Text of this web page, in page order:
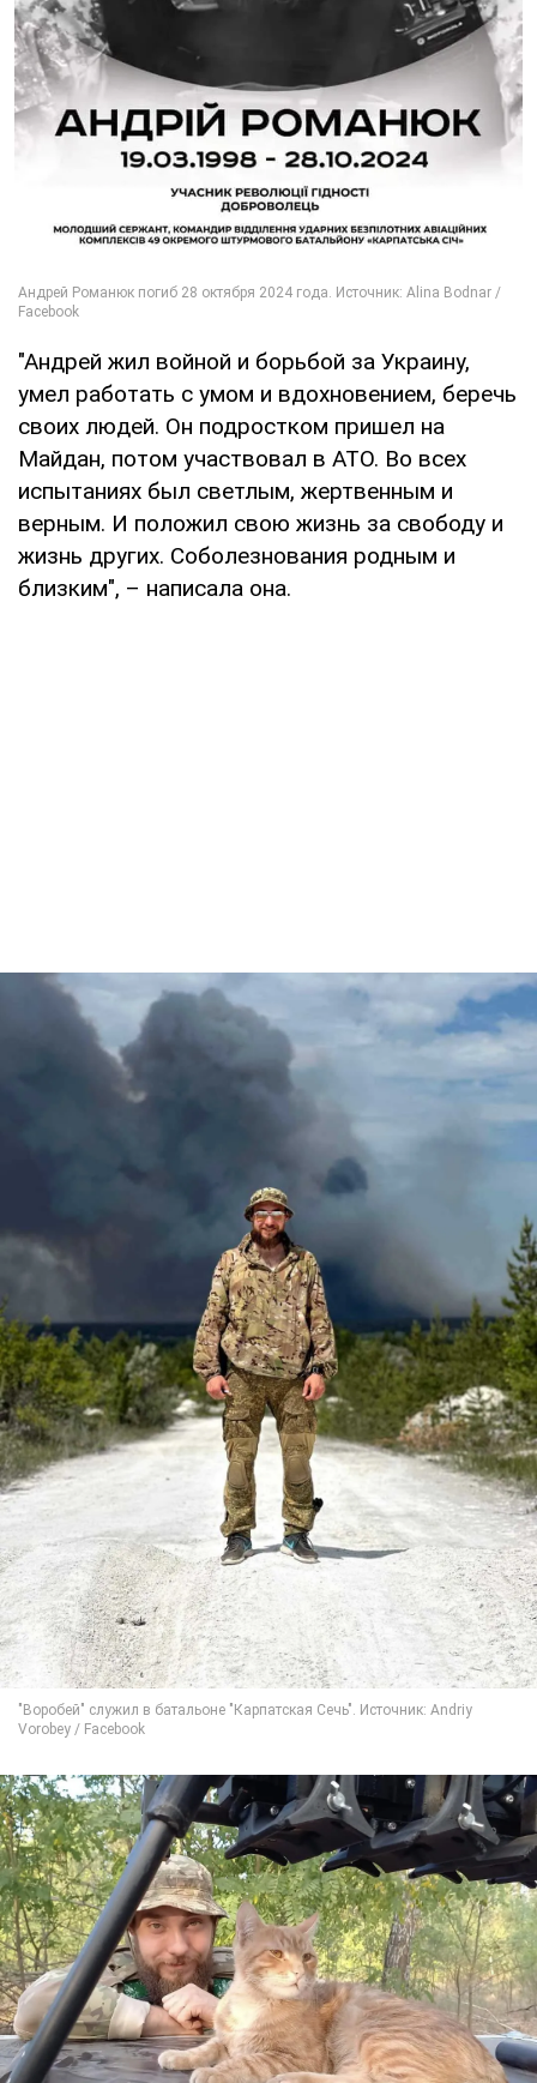
"Андрей жил войной и борьбой за Украину,
умел работать с умом и вдохновением, беречь
своих людей. Он подростком пришел на
Майдан, потом участвовал в АТО. Во всех
испытаниях был светлым, жертвенным и
верным. И положил свою жизнь за свободу и
жизнь других. Соболезнования родным и
близким", – написала она.